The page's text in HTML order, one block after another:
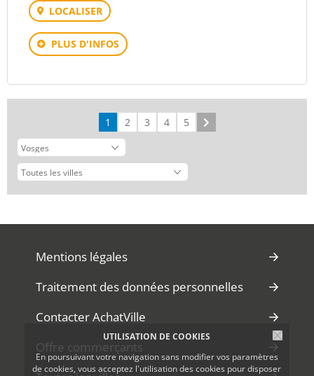
UTILISATION DE COOKIES
En poursuivant votre navigation sans modifier vos paramètres
de cookies, vous acceptez l'utilisation des cookies pour disposer
LOCALISER
PLUS D'INFOS
1 2 3 4 5
Mentions légales
Traitement des données personnelles
Contacter AchatVille
Offre commerçants